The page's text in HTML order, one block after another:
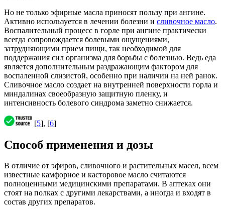
Но не только эфирные масла приносят пользу при ангине.
Активно используется в лечении болезни и сливочное масло.
Воспалительный процесс в горле при ангине практически
всегда сопровождается болевыми ощущениями,
затрудняющими прием пищи, так необходимой для
поддержания сил организма для борьбы с болезнью. Ведь еда
является дополнительным раздражающим фактором для
воспаленной слизистой, особенно при наличии на ней ранок.
Сливочное масло создает на внутренней поверхности горла и
миндалинах своеобразную защитную пленку, и
интенсивность болевого синдрома заметно снижается.
[5], [6]
Способ применения и дозы
В отличие от эфиров, сливочного и растительных масел, всем
известные камфорное и касторовое масло считаются
полноценными медицинскими препаратами. В аптеках они
стоят на полках с другими лекарствами, а иногда и входят в
состав других препаратов.